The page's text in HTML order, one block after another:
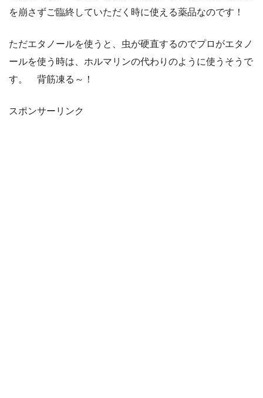
を崩さずご臨終していただく時に使える薬品なのです！
ただエタノールを使うと、虫が硬直するのでプロがエタノ
ールを使う時は、ホルマリンの代わりのように使うそうで
す。 背筋凍る～！
スポンサーリンク